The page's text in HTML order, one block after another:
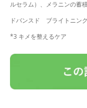
ルセラム）、メラニンの蓄
ドバンスド ブライトニン
*3 キメを整えるケア